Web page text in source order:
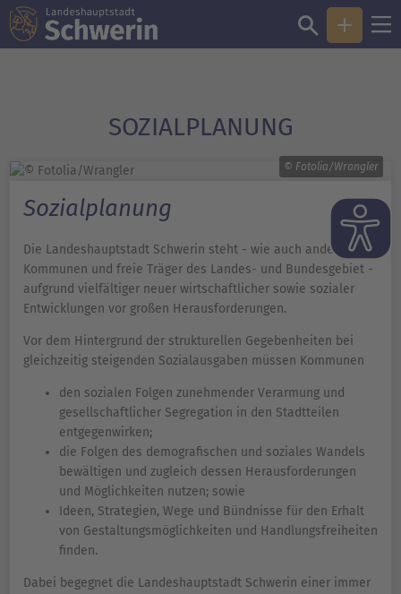
SOZIALPLANUNG
© Fotolia/Wrangler
Sozialplanung
Die Landeshauptstadt Schwerin steht - wie auch andere
Kommunen und freie Träger des Landes- und Bundesgebiet -
aufgrund vielfältiger neuer wirtschaftlicher sowie sozialer
Entwicklungen vor großen Herausforderungen.
Vor dem Hintergrund der strukturellen Gegebenheiten bei
gleichzeitig steigenden Sozialausgaben müssen Kommunen
den sozialen Folgen zunehmender Verarmung und
gesellschaftlicher Segregation in den Stadtteilen
entgegenwirken;
die Folgen des demografischen und soziales Wandels
bewältigen und zugleich dessen Herausforderungen
und Möglichkeiten nutzen; sowie
Ideen, Strategien, Wege und Bündnisse für den Erhalt
von Gestaltungsmöglichkeiten und Handlungsfreiheiten
finden.
Dabei begegnet die Landeshauptstadt Schwerin einer immer